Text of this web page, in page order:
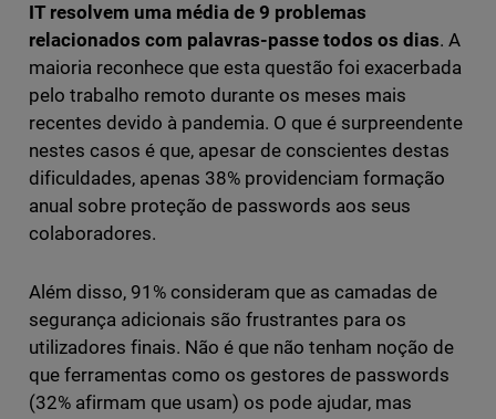
IT resolvem uma média de 9 problemas
relacionados com palavras-passe todos os dias. A
maioria reconhece que esta questão foi exacerbada
pelo trabalho remoto durante os meses mais
recentes devido à pandemia. O que é surpreendente
nestes casos é que, apesar de conscientes destas
dificuldades, apenas 38% providenciam formação
anual sobre proteção de passwords aos seus
colaboradores.
Além disso, 91% consideram que as camadas de
segurança adicionais são frustrantes para os
utilizadores finais. Não é que não tenham noção de
que ferramentas como os gestores de passwords
(32% afirmam que usam) os pode ajudar, mas